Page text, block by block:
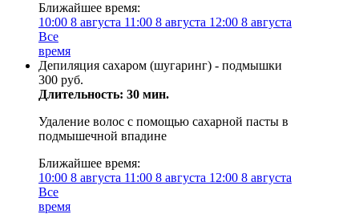
Ближайшее время:
10:00 8 августа 11:00 8 августа 12:00 8 августа
Все
время
Депиляция сахаром (шугаринг) - подмышки
300 руб.
Длительность: 30 мин.
Удаление волос с помощью сахарной пасты в
подмышечной впадине
Ближайшее время:
10:00 8 августа 11:00 8 августа 12:00 8 августа
Все
время